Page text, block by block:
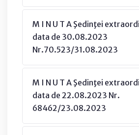
M I N U T A Şedinţei
data de 30.08.2023
Nr.70.523/31.08.2023
M I N U T A Şedinţei
data de 22.08.2023 Nr.
68462/23.08.2023